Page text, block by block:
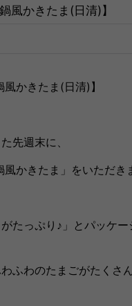
風かきたま(日清)】
風かきたま(日清)】
先週末に、
風かきたま」をいただき
がたっぷり♪」とパッケ
ふわのたまごがたくさ